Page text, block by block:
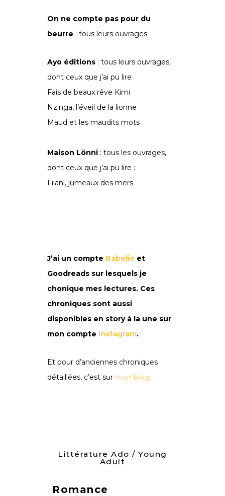
On ne compte pas pour du
beurre : tous leurs ouvrages
Ayo éditions : tous leurs ouvrages,
dont ceux que j’ai pu lire
Fais de beaux rêve Kimi
Nzinga, l’éveil de la lionne
Maud et les maudits mots
Maison Lönni : tous les ouvrages,
dont ceux que j’ai pu lire :
Filani, jumeaux des mers
J’ai un compte Babelio et
Goodreads sur lesquels je
chonique mes lectures. Ces
chroniques sont aussi
disponibles en story à la une sur
mon compte Instagram.
Et pour d’anciennes chroniques
détaillées, c’est sur mon blog.
Littérature Ado / Young
Adult
Romance